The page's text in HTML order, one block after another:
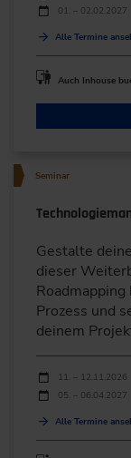
01. – 02.02.2027
Alle Termine
Auch Inhouse
Seminar
Gestalte
dieser
Prozess und
deinem
Durchführungen
Veranstaltungsdatum
11. – 12.11.2026
05. – 06.04.2027
Alle Termine